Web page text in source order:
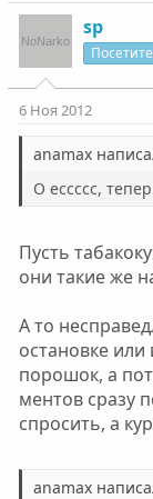
sp
6 Ноя 2012
anamax
О ессссс,
Пусть
они такие же
А то
остановке
порошок, а
ментов сразу
спросить, а
anamax